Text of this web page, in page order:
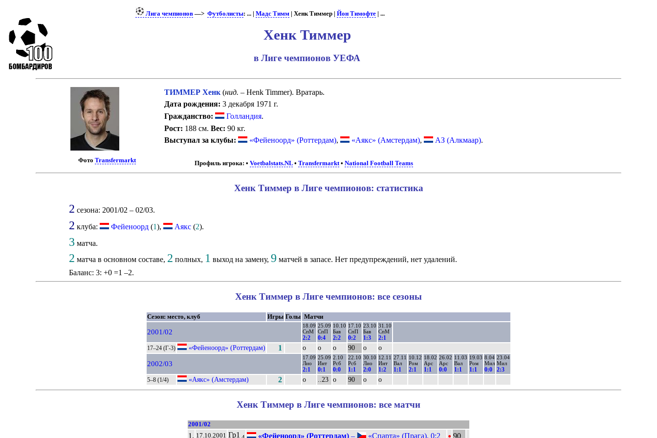
Лига чемпионов—> Футболисты: ... | Мадс Тимм| Хенк Тиммер | Йон Тимофте| ...
Хенк Тиммер
в Лиге чемпионов УЕФА
ФотоTransfermarkt
ТИММЕР Хенк(нид. – Henk Timmer). Вратарь.
Дата рождения: 3 декабря 1971 г.
Гражданство:
Голландия.
Рост: 188 см. Вес: 90 кг.
Выступал за клубы:
«Фейеноорд» (Роттердам), «Аякс» (Амстердам), АЗ (Алкмаар).
Профиль игрока: •Voetbalstats.NL •Transfermarkt•National Football Teams
Хенк Тиммер в Лиге чемпионов: статистика
2 сезона: 2001/02 – 02/03.
2 клуба: Фейеноорд(1), Аякс(2).
3 матча.
2 матча в основном составе, 2 полных, 1 выход на замену, 9 матчей в запасе. Нет предупреждений, нет удалений.
Баланс: 3: +0 =1 –2.
Хенк Тиммер в Лиге чемпионов: все сезоны
Сезон: место, клуб Игры Голы Матчи
2001/02
18.09
СпМ
2:2
25.09
СпП
0:4
10.10
Бав
2:2
17.10
СпП
0:2
23.10
Бав
1:3
31.10
СпМ
2:1
17–24 (Г-3) «Фейеноорд» (Роттердам) 1 о о о 90 о о
2002/03
17.09
Лио
2:1
25.09
Инт
0:1
2.10
Рсб
0:0
22.10
Рсб
1:1
30.10
Лио
2:0
12.11
Инт
1:2
27.11
Вал
1:1
10.12
Ром
2:1
18.02
Арс
1:1
26.02
Арс
0:0
11.03
Вал
1:1
19.03
Ром
1:1
8.04
Мил
0:0
23.04
Мил
2:3
5–8 (1/4) «Аякс» (Амстердам) 2 о ..23 о 90 о о
Хенк Тиммер в Лиге чемпионов: все матчи
2001/02
1. 17.10.2001 Гр1 «Фейеноорд» (Роттердам) – «Спарта» (Прага). 0:2 90